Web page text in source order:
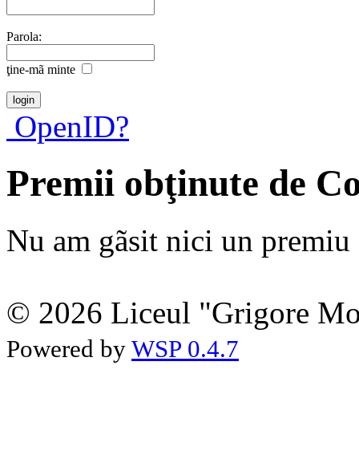
Parola:
ţine-mã minte
OpenID?
Premii obţinute de
Nu am gãsit nici un premiu
© 2026 Liceul "Grigore
Powered by WSP 0.4.7